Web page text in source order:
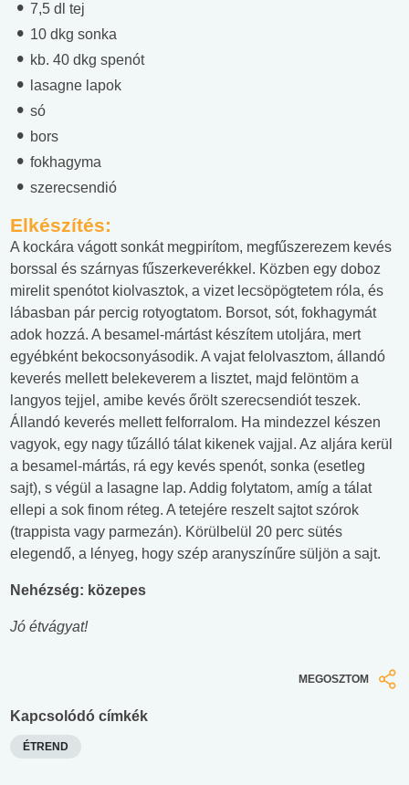
7,5 dl tej
10 dkg sonka
kb. 40 dkg spenót
lasagne lapok
só
bors
fokhagyma
szerecsendió
Elkészítés:
A kockára vágott sonkát megpirítom, megfűszerezem kevés
borssal és szárnyas fűszerkeverékkel. Közben egy doboz
mirelit spenótot kiolvasztok, a vizet lecsöpögtetem róla, és
lábasban pár percig rotyogtatom. Borsot, sót, fokhagymát
adok hozzá. A besamel-mártást készítem utoljára, mert
egyébként bekocsonyásodik. A vajat felolvasztom, állandó
keverés mellett belekeverem a lisztet, majd felöntöm a
langyos tejjel, amibe kevés őrölt szerecsendiót teszek.
Állandó keverés mellett felforralom. Ha mindezzel készen
vagyok, egy nagy tűzálló tálat kikenek vajjal. Az aljára kerül
a besamel-mártás, rá egy kevés spenót, sonka (esetleg
sajt), s végül a lasagne lap. Addig folytatom, amíg a tálat
ellepi a sok finom réteg. A tetejére reszelt sajtot szórok
(trappista vagy parmezán). Körülbelül 20 perc sütés
elegendő, a lényeg, hogy szép aranyszínűre süljön a sajt.
Nehézség: közepes
Jó étvágyat!
MEGOSZTOM
Kapcsolódó címkék
ÉTREND